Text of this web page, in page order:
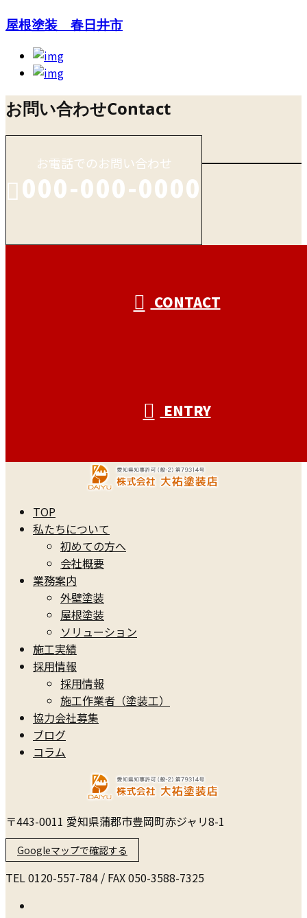
屋根塗装 春日井市
お問い合わせContact
お電話でのお問い合わせ
000-000-0000
CONTACT
ENTRY
TOP
私たちについて
初めての方へ
会社概要
業務案内
外壁塗装
屋根塗装
ソリューション
施工実績
採用情報
採用情報
施工作業者（塗装工）
協力会社募集
ブログ
コラム
〒443-0011 愛知県蒲郡市豊岡町赤ジャリ8-1
Googleマップで確認する
TEL 0120-557-784 / FAX 050-3588-7325